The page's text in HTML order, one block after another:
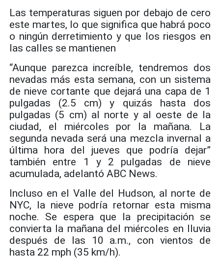
Las temperaturas siguen por debajo de cero
este martes, lo que significa que habrá poco
o ningún derretimiento y que los riesgos en
las calles se mantienen
“Aunque parezca increíble, tendremos dos
nevadas más esta semana, con un sistema
de nieve cortante que dejará una capa de 1
pulgadas (2.5 cm) y quizás hasta dos
pulgadas (5 cm) al norte y al oeste de la
ciudad, el miércoles por la mañana. La
segunda nevada será una mezcla invernal a
última hora del jueves que podría dejar”
también entre 1 y 2 pulgadas de nieve
acumulada, adelantó ABC News.
Incluso en el Valle del Hudson, al norte de
NYC, la nieve podría retornar esta misma
noche. Se espera que la precipitación se
convierta la mañana del miércoles en lluvia
después de las 10 a.m., con vientos de
hasta 22 mph (35 km/h).